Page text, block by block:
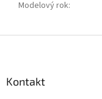
Modelový rok:
Kontakt